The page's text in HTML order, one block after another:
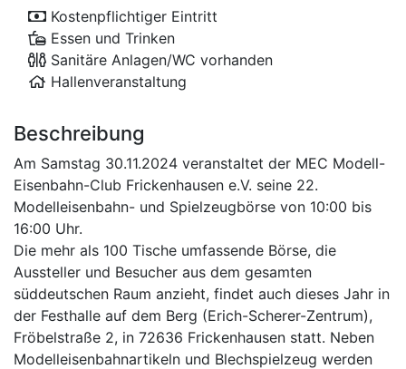
Kostenpflichtiger Eintritt
Essen und Trinken
Sanitäre Anlagen/WC vorhanden
Hallenveranstaltung
Beschreibung
Am Samstag 30.11.2024 veranstaltet der MEC Modell-
Eisenbahn-Club Frickenhausen e.V. seine 22.
Modelleisenbahn- und Spielzeugbörse von 10:00 bis
16:00 Uhr.
Die mehr als 100 Tische umfassende Börse, die
Aussteller und Besucher aus dem gesamten
süddeutschen Raum anzieht, findet auch dieses Jahr in
der Festhalle auf dem Berg (Erich-Scherer-Zentrum),
Fröbelstraße 2, in 72636 Frickenhausen statt. Neben
Modelleisenbahnartikeln und Blechspielzeug werden